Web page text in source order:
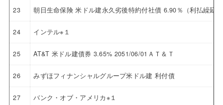
23 朝日生命保険 米ドル建永久劣後特約付社債 6.90％（利払繰延
24 インテル※１
25 AT&T 米ドル建債券 3.65% 2051/06/01ＡＴ＆Ｔ
26 みずほフィナンシャルグループ米ドル建 利付債
27 バンク・オブ・アメリカ※１